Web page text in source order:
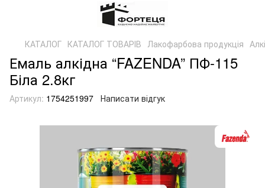
КАТАЛОГ КАТАЛОГ ТОВАРІВ Лакофарбова продукція
Емаль алкідна “FAZENDA” ПФ-115
Біла 2.8кг
Артикул: 1754251997 Написати відгук